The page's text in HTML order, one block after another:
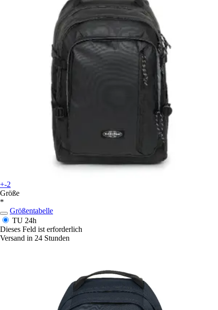
+-2
Größe
*
Größentabelle
TU 24h
Dieses Feld ist erforderlich
Versand in 24 Stunden